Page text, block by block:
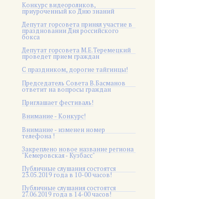
Конкурс видеороликов,
приуроченный ко Дню знаний
Депутат горсовета принял участие в
праздновании Дня российского
бокса
Депутат горсовета М.Е.Теремецкий
проведет прием граждан
С праздником, дорогие тайгинцы!
Председатель Совета В.Басманов
ответит на вопросы граждан
Приглашает фестиваль!
Внимание - Конкурс!
Внимание - изменен номер
телефона !
Закреплено новое название региона
"Кемеровская - Кузбасс"
Публичные слушания состоятся
23.05.2019 года в 10-00 часов!
Публичные слушания состоятся
27.06.2019 года в 14-00 часов!